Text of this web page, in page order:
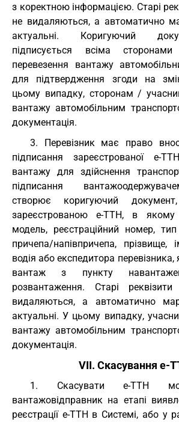
з коректною інформацією. Старі
не видаляються, а автоматично
актуальні. Коригуючий
підписується всіма
перевезення вантажу
для підтвердження згоди на
цьому випадку, сторонам /
вантажу автомобільним
документація.
3. Перевізник має право
підписання зареєстрованої е-
вантажу для здійснення
підписання
створює коригуючий
зареєстрованою е-ТТН, в
модель, реєстраційний номер,
причепа/напівпричепа, прізвище,
водія або експедитора перевізника,
вантаж з пункту
розвантаження. Старі
видаляються, а автоматично
актуальні. У цьому випадку,
вантажу автомобільним
документація.
VII. Скасування е-
1. Скасувати е-ТТН
вантажовідправник на етапі
реєстрації е-ТТН в Системі, або у